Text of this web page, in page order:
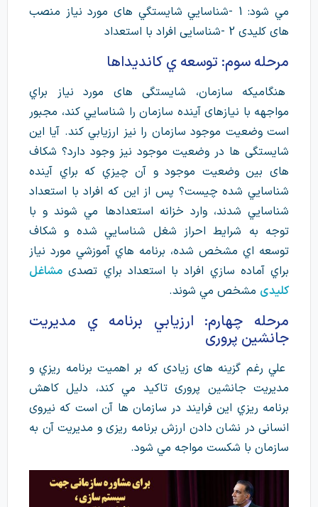
مي شود: 1 -شناسايي شايستگي های مورد نياز منصب
های كليدی 2 -شناسايی افراد با استعداد
مرحله سوم: توسعه ي كانديداها
هنگاميكه سازمان، شايستگی های مورد نياز براي
مواجهه با نيازهای آينده سازمان را شناسايي كند، مجبور
است وضعيت موجود سازمان را نيز ارزيابي كند. آيا اين
شايستگی ها در وضعيت موجود نيز وجود دارد؟ شكاف
های بين وضعيت موجود و آن چيزي كه براي آينده
شناسايي شده چيست؟ پس از اين كه افراد با استعداد
شناسايي شدند، وارد خزانه استعدادها مي شوند و با
توجه به شرايط احراز شغل شناسايي شده و شكاف
توسعه اي مشخص شده، برنامه هاي آموزشي مورد نياز
براي آماده سازي افراد با استعداد براي تصدی مشاغل
كليدی مشخص مي شوند.
مرحله چهارم: ارزيابي برنامه ي مديريت
جانشين پروری
علي رغم گزينه های زيادی كه بر اهميت برنامه ريزي و
مديريت جانشین پروری تاكيد مي كند، دليل كاهش
برنامه ريزي این فرایند در سازمان ها آن است كه نيروی
انسانی در نشان دادن ارزش برنامه ريزی و مديريت آن به
سازمان با شكست مواجه مي شود.